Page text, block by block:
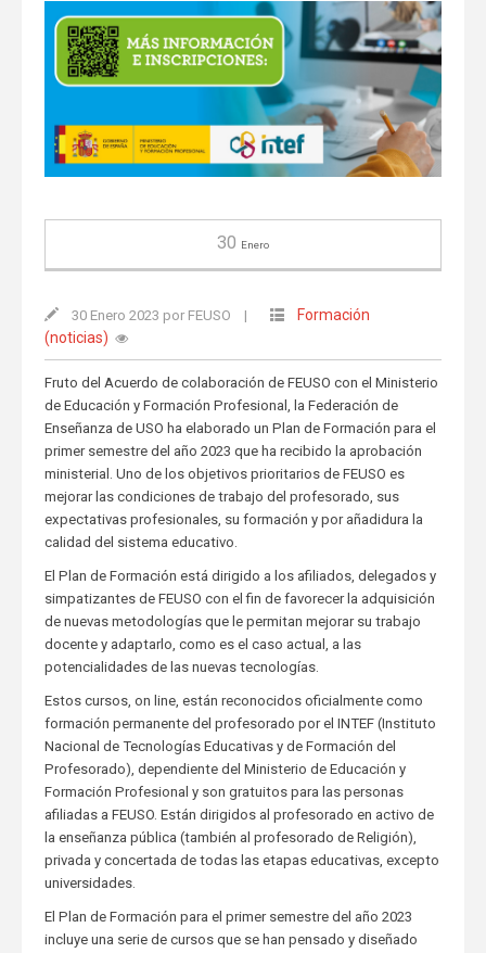
30 Enero
30 Enero 2023 por FEUSO |
Formación
(noticias)
Fruto del Acuerdo de colaboración de FEUSO con el Ministerio
de Educación y Formación Profesional, la Federación de
Enseñanza de USO ha elaborado un Plan de Formación para el
primer semestre del año 2023 que ha recibido la aprobación
ministerial. Uno de los objetivos prioritarios de FEUSO es
mejorar las condiciones de trabajo del profesorado, sus
expectativas profesionales, su formación y por añadidura la
calidad del sistema educativo.
El Plan de Formación está dirigido a los afiliados, delegados y
simpatizantes de FEUSO con el fin de favorecer la adquisición
de nuevas metodologías que le permitan mejorar su trabajo
docente y adaptarlo, como es el caso actual, a las
potencialidades de las nuevas tecnologías.
Estos cursos, on line, están reconocidos oficialmente como
formación permanente del profesorado por el INTEF (Instituto
Nacional de Tecnologías Educativas y de Formación del
Profesorado), dependiente del Ministerio de Educación y
Formación Profesional y son gratuitos para las personas
afiliadas a FEUSO. Están dirigidos al profesorado en activo de
la enseñanza pública (también al profesorado de Religión),
privada y concertada de todas las etapas educativas, excepto
universidades.
El Plan de Formación para el primer semestre del año 2023
incluye una serie de cursos que se han pensado y diseñado